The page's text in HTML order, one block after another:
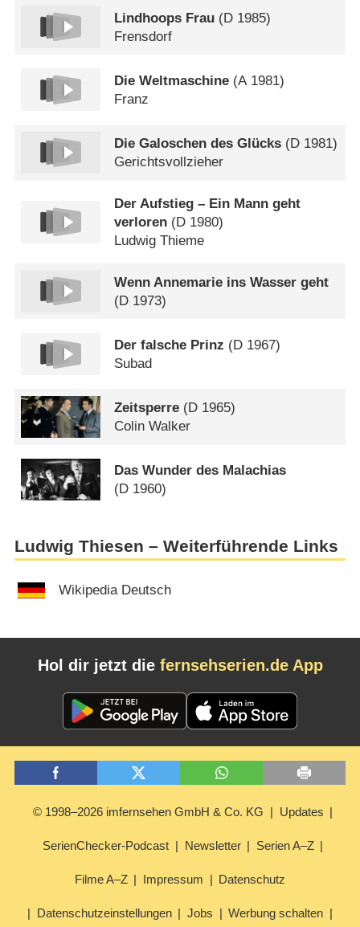
Lindhoops Frau (D 1985)
Frensdorf
Die Weltmaschine (A 1981)
Franz
Die Galoschen des Glücks (D 1981)
Gerichtsvollzieher
Der Aufstieg – Ein Mann geht
verloren (D 1980)
Ludwig Thieme
Wenn Annemarie ins Wasser geht
(D 1973)
Der falsche Prinz (D 1967)
Subad
Zeitsperre (D 1965)
Colin Walker
Das Wunder des Malachias
(D 1960)
Ludwig Thiesen – Weiterführende Links
Wikipedia Deutsch
Hol dir jetzt die fernsehserien.de App
© 1998–2026 imfernsehen GmbH & Co. KG Updates
SerienChecker-Podcast Newsletter Serien A–Z
Filme A–Z Impressum Datenschutz
Datenschutzeinstellungen Jobs Werbung schalten